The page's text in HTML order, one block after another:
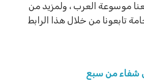
موسوعة العرب ، ولمزيد من
تابعونا من خلال هذا الرابط
شفاء من سبع